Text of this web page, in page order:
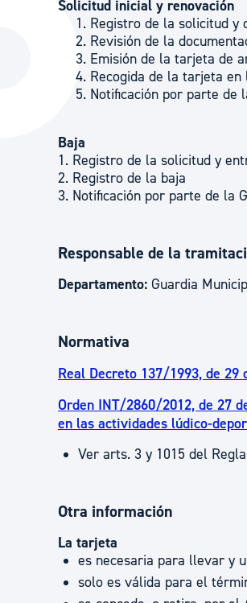
Solicitud inicial y renovación
Registro de la solicitud y
Revisión de la
Emisión de la tarjeta de
Recogida de la tarjeta
Notificación por parte de
Baja
1. Registro de la solicitud y
2. Registro de la baja
3. Notificación por parte de la
Responsable de la
Departamento: Guardia
Normativa
Real Decreto 137/1993, de 29
Orden INT/2860/2012, de 27
en las actividades lúdico-
Ver arts. 3 y 1015 del
Otra información
La tarjeta
es necesaria para llevar y
solo es válida para el